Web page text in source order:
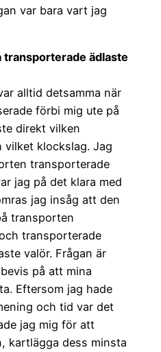
var bara vart jag
transporterade ädlaste
alltid detsamma när
förbi mig ute på
direkt vilken
vilket klockslag. Jag
transporterade
jag på det klara med
jag insåg att den
transporten
transporterade
valör. Frågan är
på att mina
Eftersom jag hade
och tid var det
jag mig för att
kartlägga dess minsta